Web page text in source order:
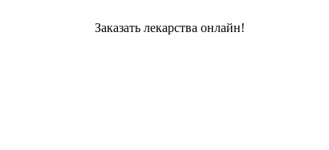
Заказать лекарства онлайн!